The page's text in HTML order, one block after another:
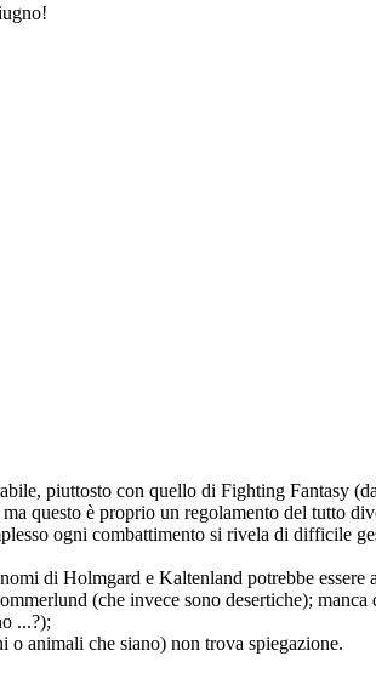
piuttosto con quello di Fighting Fantasy
questo è proprio un regolamento del tutto
ogni combattimento si rivela di difficile
di Holmgard e Kaltenland potrebbe
(che invece sono desertiche);
...?);
o animali che siano) non trova spiegazione.